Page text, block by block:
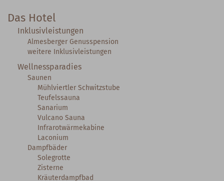
Das Hotel
Inklusivleistungen
Almesberger Genusspension
weitere Inklusivleistungen
Wellnessparadies
Saunen
Mühlviertler Schwitzstube
Teufelssauna
Sanarium
Vulcano Sauna
Infrarotwärmekabine
Laconium
Dampfbäder
Solegrotte
Zisterne
Kräuterdampfbad